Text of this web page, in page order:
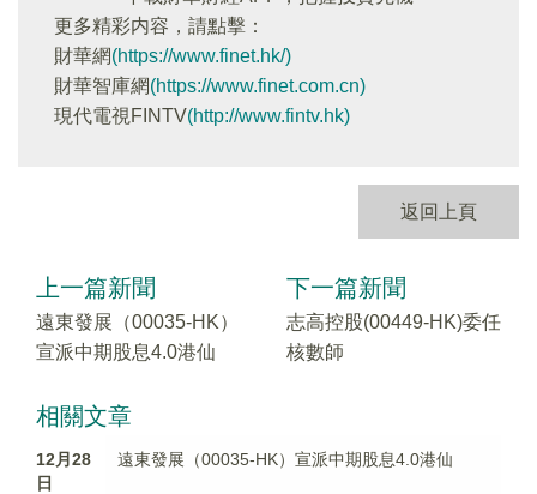
更多精彩内容，請點擊：
財華網(https://www.finet.hk/)
財華智庫網(https://www.finet.com.cn)
現代電視FINTV(http://www.fintv.hk)
返回上頁
上一篇新聞
遠東發展（00035-HK）
宣派中期股息4.0港仙
下一篇新聞
志高控股(00449-HK)委任
核數師
相關文章
12月28
日
遠東發展（00035-HK）宣派中期股息4.0港仙